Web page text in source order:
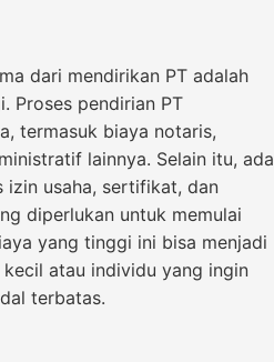
dari mendirikan PT adalah
Proses pendirian PT
termasuk biaya notaris,
lainnya. Selain itu, ada
izin usaha, sertifikat, dan
diperlukan untuk memulai
yang tinggi ini bisa menjadi
atau individu yang ingin
terbatas.